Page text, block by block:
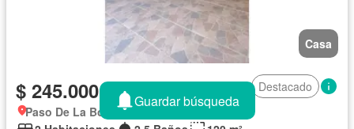
Casa
$ 245.000.000
Destacado
Paso De La Bolsa, Jamundí
Guardar búsqueda